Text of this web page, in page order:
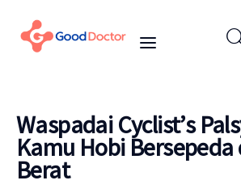
Untuk Bisnis
Waspadai Cyclist’s
Kamu Hobi Bersepeda
Berat